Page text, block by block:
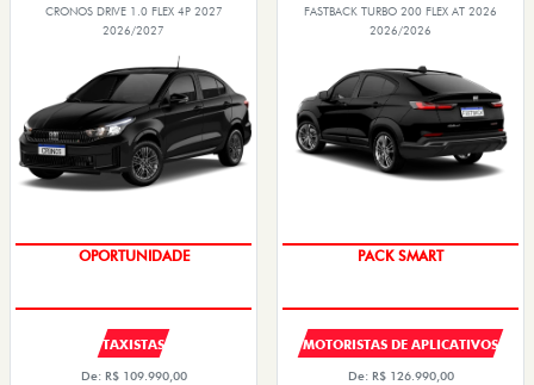
CRONOS DRIVE 1.0 FLEX 4P 2027
2026/2027
OPORTUNIDADE
TAXISTAS
De: R$ 109.990,00
FASTBACK TURBO 200 FLEX AT 2026
2026/2026
PACK SMART
MOTORISTAS DE APLICATIVOS
De: R$ 126.990,00